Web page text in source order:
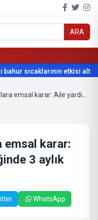
ARA
bahur sıcaklarının etkisi
emsal karar:
3 aylık
WhatsApp